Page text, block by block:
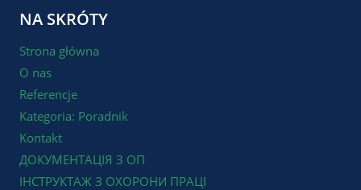
NA SKRÓTY
Strona główna
O nas
Referencje
Kategoria: Poradnik
Kontakt
ДОКУМЕНТАЦІЯ З ОП
ІНСТРУКТАЖ З ОХОРОНИ ПРАЦІ